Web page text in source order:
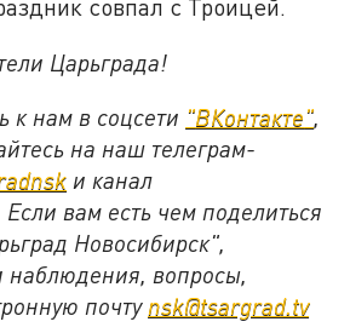
совпал с Троицей.
Царьграда!
к нам в соцсети "ВКонтакте",
на наш телеграм-
и канал
Если вам есть чем поделиться
Новосибирск",
наблюдения, вопросы,
почту nsk@tsargrad.tv